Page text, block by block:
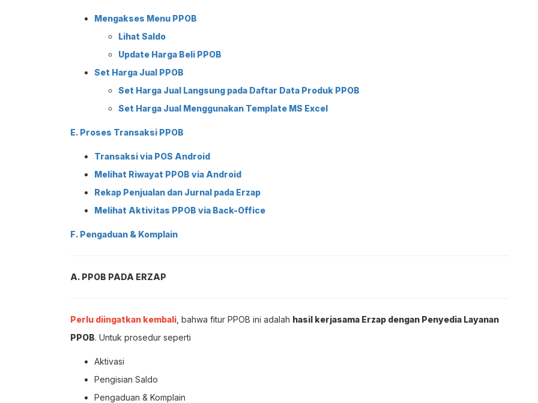
Mengakses Menu PPOB
Lihat Saldo
Update Harga Beli PPOB
Set Harga Jual PPOB
Set Harga Jual Langsung pada Daftar Data Produk PPOB
Set Harga Jual Menggunakan Template MS Excel
E. Proses Transaksi PPOB
Transaksi via POS Android
Melihat Riwayat PPOB via Android
Rekap Penjualan dan Jurnal pada Erzap
Melihat Aktivitas PPOB via Back-Office
F. Pengaduan & Komplain
A. PPOB PADA ERZAP
Perlu diingatkan kembali , bahwa fitur PPOB ini adalah hasil kerjasama Erzap dengan Penyedia Layanan
PPOB. Untuk prosedur seperti
Aktivasi
Pengisian Saldo
Pengaduan & Komplain